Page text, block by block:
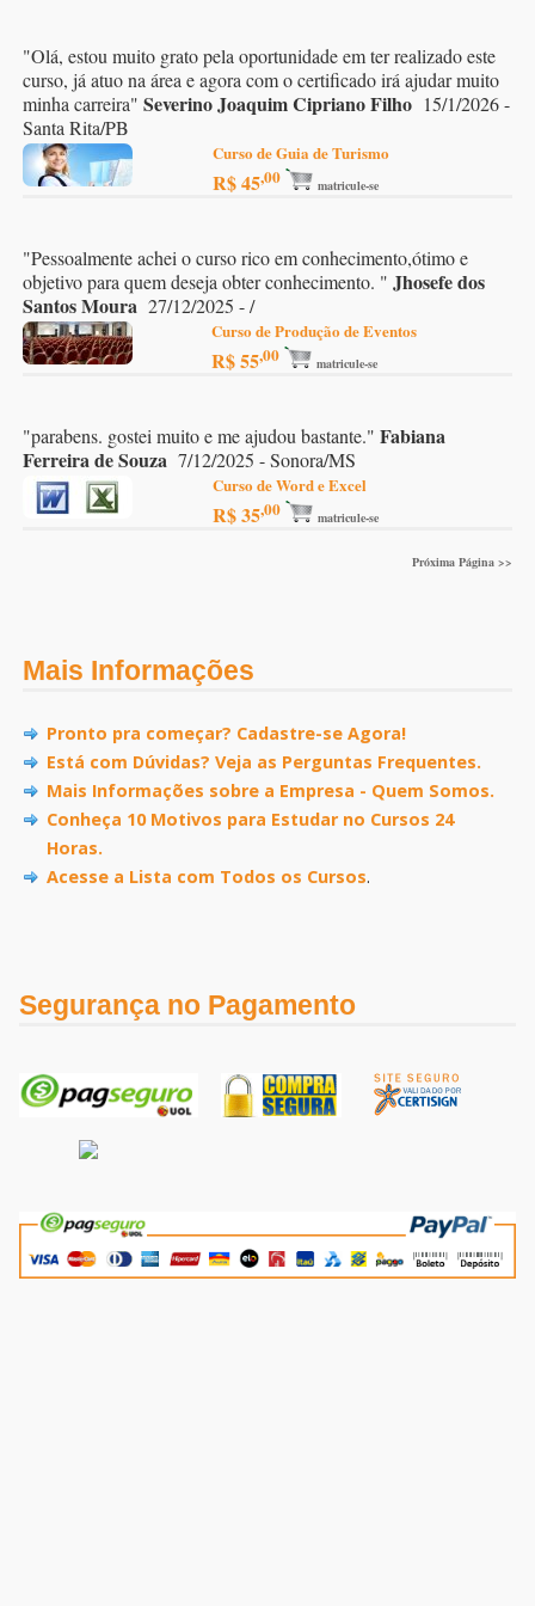
"Olá, estou muito grato pela oportunidade em ter realizado este
curso, já atuo na área e agora com o certificado irá ajudar muito
minha carreira" Severino Joaquim Cipriano Filho 15/1/2026 -
Santa Rita/PB
Curso de Guia de Turismo
R$ 45,00 matricule-se
"Pessoalmente achei o curso rico em conhecimento,ótimo e
objetivo para quem deseja obter conhecimento. " Jhosefe dos
Santos Moura 27/12/2025 - /
Curso de Produção de Eventos
R$ 55,00 matricule-se
"parabens. gostei muito e me ajudou bastante." Fabiana
Ferreira de Souza 7/12/2025 - Sonora/MS
Curso de Word e Excel
R$ 35,00 matricule-se
Próxima Página >>
Mais Informações
Pronto pra começar? Cadastre-se Agora!
Está com Dúvidas? Veja as Perguntas Frequentes.
Mais Informações sobre a Empresa - Quem Somos.
Conheça 10 Motivos para Estudar no Cursos 24
Horas.
Acesse a Lista com Todos os Cursos.
Segurança no Pagamento